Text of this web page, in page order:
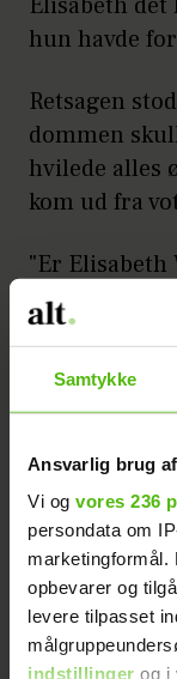
Samtykke
Ansvarlig brug
Vi og vores 236
persondata om
marketingformål.
opbevarer og
levere tilpasset
indstillinger og i
Elisabeth
hun havde
Retsagen
dommen
hvilede alles
kom ud fra
"Er
Hansens
og i Søren
rettede et
Kistrup.
Inden
fastsætte
Birgitte
ord siger, at
brændes.
men det er